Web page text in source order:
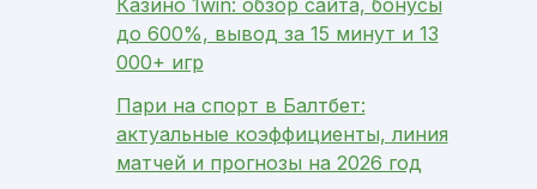
Казино 1win: обзор сайта, бонусы
до 600%, вывод за 15 минут и 13
000+ игр
Пари на спорт в Балтбет:
актуальные коэффициенты, линия
матчей и прогнозы на 2026 год